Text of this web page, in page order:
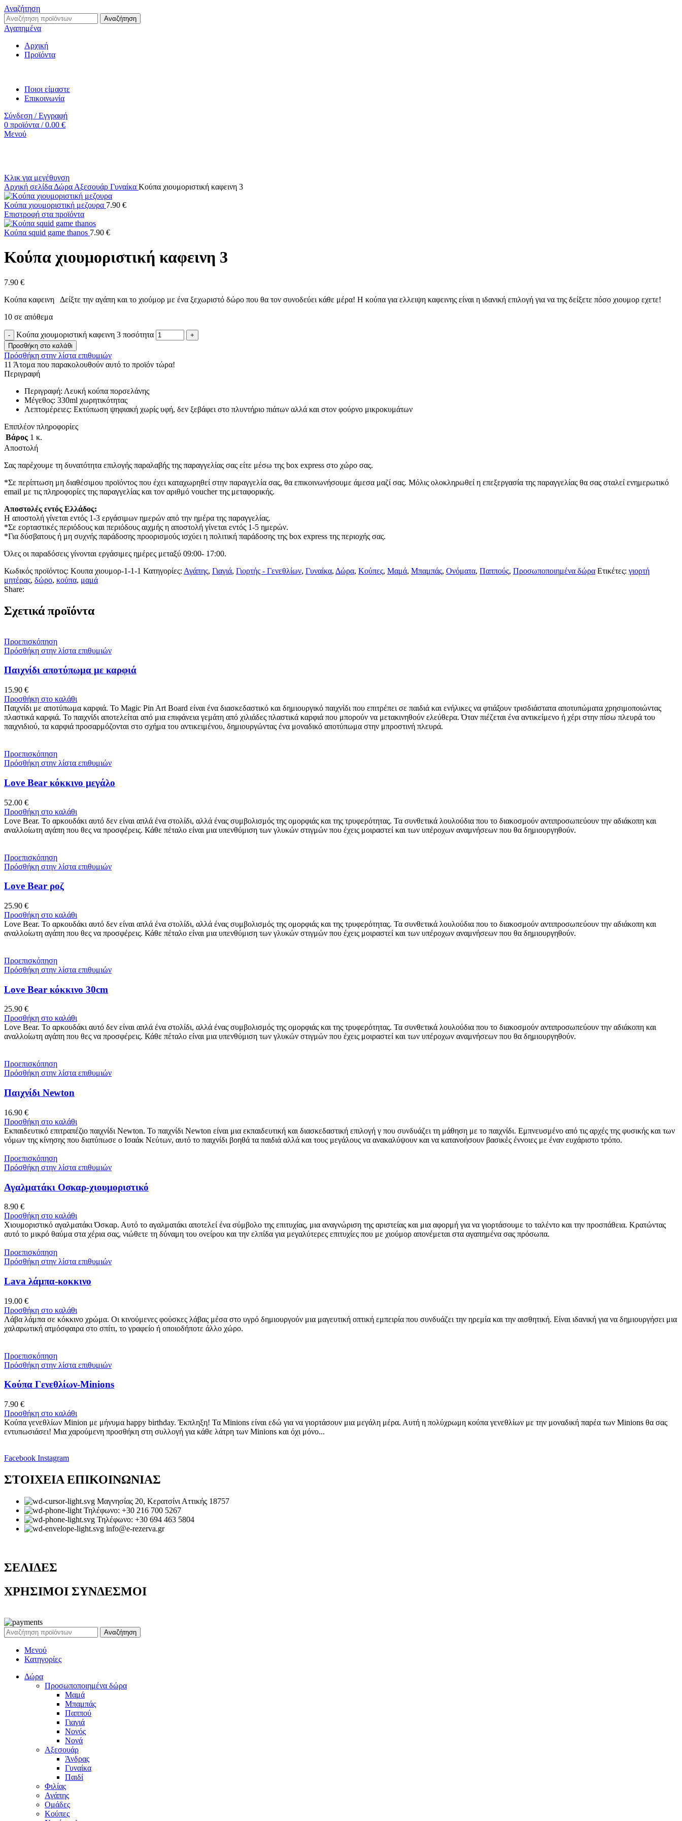
Αναζήτηση
Αναζήτηση
Αγαπημένα
Αρχική
Προϊόντα
Ποιοι είμαστε
Επικοινωνία
Σύνδεση / Εγγραφή
0 προϊόντα / 0.00 €
Μενού
Κλικ για μεγέθυνση
Αρχική σελίδα Δώρα Αξεσουάρ Γυναίκα Κούπα χιουμοριστική καφεινη 3
Κούπα χιουμοριστική μεζουρα 7.90 €
Επιστροφή στα προϊόντα
Κούπα squid game thanos 7.90 €
Κούπα χιουμοριστική καφεινη 3
7.90 €
Κούπα καφεινη Δείξτε την αγάπη και το χιούμορ με ένα ξεχωριστό δώρο που θα τον συνοδεύει κάθε μέρα! Η κούπα για ελλειψη καφεινης είναι η ιδανική επιλογή για να της δείξετε πόσο χιουμορ εχετε!
10 σε απόθεμα
Κούπα χιουμοριστική καφεινη 3 ποσότητα
Προσθήκη στο καλάθι
Πρόσθήκη στην λίστα επιθυμιών
11 Άτομα που παρακολουθούν αυτό το προϊόν τώρα!
Περιγραφή
Περιγραφή: Λευκή κούπα πορσελάνης
Μέγεθος: 330ml χωρητικότητας
Λεπτομέρειες: Εκτύπωση ψηφιακή χωρίς υφή, δεν ξεβάφει στο πλυντήριο πιάτων αλλά και στον φούρνο μικροκυμάτων
Επιπλέον πληροφορίες
Βάρος 1 κ.
Αποστολή
Σας παρέχουμε τη δυνατότητα επιλογής παραλαβής της παραγγελίας σας είτε μέσω της box express στο χώρο σας.
*Σε περίπτωση μη διαθέσιμου προϊόντος που έχει καταχωρηθεί στην παραγγελία σας, θα επικοινωνήσουμε άμεσα μαζί σας. Μόλις ολοκληρωθεί η επεξεργασία της παραγγελίας θα σας σταλεί ενημερωτικό
email με τις πληροφορίες της παραγγελίας και τον αριθμό voucher της μεταφορικής.
Αποστολές εντός Ελλάδος:
Η αποστολή γίνεται εντός 1-3 εργάσιμων ημερών από την ημέρα της παραγγελίας.
*Σε εορταστικές περιόδους και περιόδους αιχμής η αποστολή γίνεται εντός 1-5 ημερών.
*Για δύσβατους ή μη συχνής παράδοσης προορισμούς ισχύει η πολιτική παράδοσης της box express της περιοχής σας.
Όλες οι παραδόσεις γίνονται εργάσιμες ημέρες μεταξύ 09:00- 17:00.
Κωδικός προϊόντος: Κουπα χιουμορ-1-1-1 Κατηγορίες: Αγάπης, Γιαγιά, Γιορτής - Γενεθλίων, Γυναίκα, Δώρα, Κούπες, Μαμά, Μπαμπάς, Ονόματα, Παππούς, Προσωποποιημένα δώρα Ετικέτες: γιορτή
μητέρας, δώρο, κούπα, μαμά
Share:
Σχετικά προϊόντα
Προεπισκόπηση
Πρόσθήκη στην λίστα επιθυμιών
Παιχνίδι αποτύπωμα με καρφιά
15.90 €
Προσθήκη στο καλάθι
Παιχνίδι με αποτύπωμα καρφιά. Το Magic Pin Art Board είναι ένα διασκεδαστικό και δημιουργικό παιχνίδι που επιτρέπει σε παιδιά και ενήλικες να φτιάξουν τρισδιάστατα αποτυπώματα χρησιμοποιώντας
πλαστικά καρφιά. Το παιχνίδι αποτελείται από μια επιφάνεια γεμάτη από χιλιάδες πλαστικά καρφιά που μπορούν να μετακινηθούν ελεύθερα. Όταν πιέζεται ένα αντικείμενο ή χέρι στην πίσω πλευρά του
παιχνιδιού, τα καρφιά προσαρμόζονται στο σχήμα του αντικειμένου, δημιουργώντας ένα μοναδικό αποτύπωμα στην μπροστινή πλευρά.
Προεπισκόπηση
Πρόσθήκη στην λίστα επιθυμιών
Love Bear κόκκινο μεγάλο
52.00 €
Προσθήκη στο καλάθι
Love Bear. Το αρκουδάκι αυτό δεν είναι απλά ένα στολίδι, αλλά ένας συμβολισμός της ομορφιάς και της τρυφερότητας. Τα συνθετικά λουλούδια που το διακοσμούν αντιπροσωπεύουν την αδιάκοπη και
αναλλοίωτη αγάπη που θες να προσφέρεις. Κάθε πέταλο είναι μια υπενθύμιση των γλυκών στιγμών που έχεις μοιραστεί και των υπέροχων αναμνήσεων που θα δημιουργηθούν.
Προεπισκόπηση
Πρόσθήκη στην λίστα επιθυμιών
Love Bear ροζ
25.90 €
Προσθήκη στο καλάθι
Love Bear. Το αρκουδάκι αυτό δεν είναι απλά ένα στολίδι, αλλά ένας συμβολισμός της ομορφιάς και της τρυφερότητας. Τα συνθετικά λουλούδια που το διακοσμούν αντιπροσωπεύουν την αδιάκοπη και
αναλλοίωτη αγάπη που θες να προσφέρεις. Κάθε πέταλο είναι μια υπενθύμιση των γλυκών στιγμών που έχεις μοιραστεί και των υπέροχων αναμνήσεων που θα δημιουργηθούν.
Προεπισκόπηση
Πρόσθήκη στην λίστα επιθυμιών
Love Bear κόκκινο 30cm
25.90 €
Προσθήκη στο καλάθι
Love Bear. Το αρκουδάκι αυτό δεν είναι απλά ένα στολίδι, αλλά ένας συμβολισμός της ομορφιάς και της τρυφερότητας. Τα συνθετικά λουλούδια που το διακοσμούν αντιπροσωπεύουν την αδιάκοπη και
αναλλοίωτη αγάπη που θες να προσφέρεις. Κάθε πέταλο είναι μια υπενθύμιση των γλυκών στιγμών που έχεις μοιραστεί και των υπέροχων αναμνήσεων που θα δημιουργηθούν.
Προεπισκόπηση
Πρόσθήκη στην λίστα επιθυμιών
Παιχνίδι Newton
16.90 €
Προσθήκη στο καλάθι
Εκπαιδευτικό επιτραπέζιο παιχνίδι Newton. Το παιχνίδι Newton είναι μια εκπαιδευτική και διασκεδαστική επιλογή γ που συνδυάζει τη μάθηση με το παιχνίδι. Εμπνευσμένο από τις αρχές της φυσικής και των
νόμων της κίνησης που διατύπωσε ο Ισαάκ Νεύτων, αυτό το παιχνίδι βοηθά τα παιδιά αλλά και τους μεγάλους να ανακαλύψουν και να κατανοήσουν βασικές έννοιες με έναν ευχάριστο τρόπο.
Προεπισκόπηση
Πρόσθήκη στην λίστα επιθυμιών
Αγαλματάκι Οσκαρ-χιουμοριστικό
8.90 €
Προσθήκη στο καλάθι
Χιουμοριστικό αγαλματάκι Όσκαρ. Αυτό το αγαλματάκι αποτελεί ένα σύμβολο της επιτυχίας, μια αναγνώριση της αριστείας και μια αφορμή για να γιορτάσουμε το ταλέντο και την προσπάθεια. Κρατώντας
αυτό το μικρό θαύμα στα χέρια σας, νιώθετε τη δύναμη του ονείρου και την ελπίδα για μεγαλύτερες επιτυχίες που με χιούμορ απονέμεται στα αγαπημένα σας πρόσωπα.
Προεπισκόπηση
Πρόσθήκη στην λίστα επιθυμιών
Lava λάμπα-κοκκινο
19.00 €
Προσθήκη στο καλάθι
Λάβα λάμπα σε κόκκινο χρώμα. Οι κινούμενες φούσκες λάβας μέσα στο υγρό δημιουργούν μια μαγευτική οπτική εμπειρία που συνδυάζει την ηρεμία και την αισθητική. Είναι ιδανική για να δημιουργήσει μια
χαλαρωτική ατμόσφαιρα στο σπίτι, το γραφείο ή οποιοδήποτε άλλο χώρο.
Προεπισκόπηση
Πρόσθήκη στην λίστα επιθυμιών
Κούπα Γενεθλίων-Minions
7.90 €
Προσθήκη στο καλάθι
Κούπα γενεθλίων Minion με μήνυμα happy birthday. Έκπληξη! Τα Minions είναι εδώ για να γιορτάσουν μια μεγάλη μέρα. Αυτή η πολύχρωμη κούπα γενεθλίων με την μοναδική παρέα των Minions θα σας
εντυπωσιάσει! Μια χαρούμενη προσθήκη στη συλλογή για κάθε λάτρη των Minions και όχι μόνο...
Facebook Instagram
ΣΤΟΙΧΕΙΑ ΕΠΙΚΟΙΝΩΝΙΑΣ
Μαγνησίας 20, Κερατσίνι Αττικής 18757
Τηλέφωνο: +30 216 700 5267
Τηλέφωνο: +30 694 463 5804
info@e-rezerva.gr
ΣΕΛΙΔΕΣ
ΧΡΗΣΙΜΟΙ ΣΥΝΔΕΣΜΟΙ
Αναζήτηση
Μενού
Κατηγορίες
Δώρα
Προσωποποιημένα δώρα
Μαμά
Μπαμπάς
Παππού
Γιαγιά
Νονός
Νονά
Αξεσουάρ
Άνδρας
Γυναίκα
Παιδί
Φιλίας
Αγάπης
Ομάδες
Κούπες